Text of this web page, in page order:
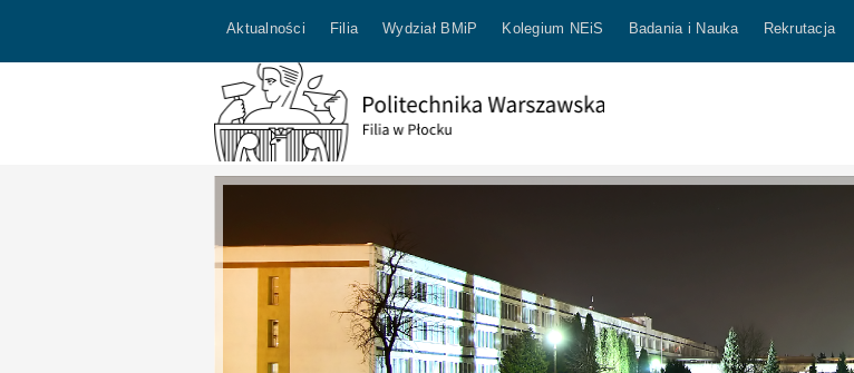
Aktualności Filia Wydział BMiP Kolegium NEiS Badania i Nauka Rekrutacja